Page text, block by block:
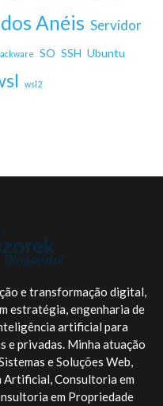
Anéis Servidor
SO SSH Ubuntu
wsl2
e transformação digital,
estratégia, engenharia de
artificial para
e privadas. Minha atuação
e Soluções Web,
Artificial, Consultoria em
em Propriedade